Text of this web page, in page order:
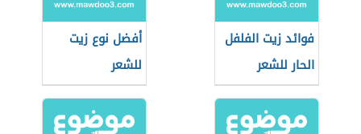
فوائد زيت الفلفل
الحار للشعر
أفضل نوع زيت
للشعر